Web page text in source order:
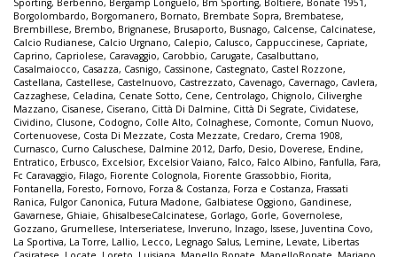
Sporting, Berbenno, Bergamp Longuelo, Bm Sporting, Boltiere, Bonate 1951,
Borgolombardo, Borgomanero, Bornato, Brembate Sopra, Brembatese,
Brembillese, Brembo, Brignanese, Brusaporto, Busnago, Calcense, Calcinatese,
Calcio Rudianese, Calcio Urgnano, Calepio, Calusco, Cappuccinese, Capriate,
Caprino, Capriolese, Caravaggio, Carobbio, Carugate, Casalbuttano,
Casalmaiocco, Casazza, Casnigo, Cassinone, Castegnato, Castel Rozzone,
Castellana, Castellese, Castelnuovo, Castrezzato, Cavenago, Cavernago, Cavlera,
Cazzaghese, Celadina, Cenate Sotto, Cene, Centrolago, Chignolo, Ciliverghe
Mazzano, Cisanese, Ciserano, Città Di Dalmine, Città Di Segrate, Cividatese,
Cividino, Clusone, Codogno, Colle Alto, Colnaghese, Comonte, Comun Nuovo,
Cortenuovese, Costa Di Mezzate, Costa Mezzate, Credaro, Crema 1908,
Curnasco, Curno Caluschese, Dalmine 2012, Darfo, Desio, Doverese, Endine,
Entratico, Erbusco, Excelsior, Excelsior Vaiano, Falco, Falco Albino, Fanfulla, Fara,
Fc Caravaggio, Filago, Fiorente Colognola, Fiorente Grassobbio, Fiorita,
Fontanella, Foresto, Fornovo, Forza & Costanza, Forza e Costanza, Frassati
Ranica, Fulgor Canonica, Futura Madone, Galbiatese Oggiono, Gandinese,
Gavarnese, Ghiaie, GhisalbeseCalcinatese, Gorlago, Gorle, Governolese,
Gozzano, Grumellese, Interseriatese, Inveruno, Inzago, Issese, Juventina Covo,
La Sportiva, La Torre, Lallio, Lecco, Legnago Salus, Lemine, Levate, Libertas